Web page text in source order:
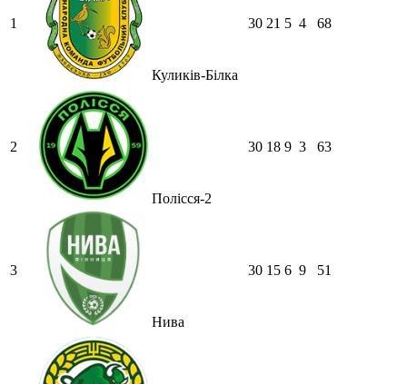
1
Куликів-Білка
30 21 5 4 68
2
Полісся-2
30 18 9 3 63
3
Нива
30 15 6 9 51